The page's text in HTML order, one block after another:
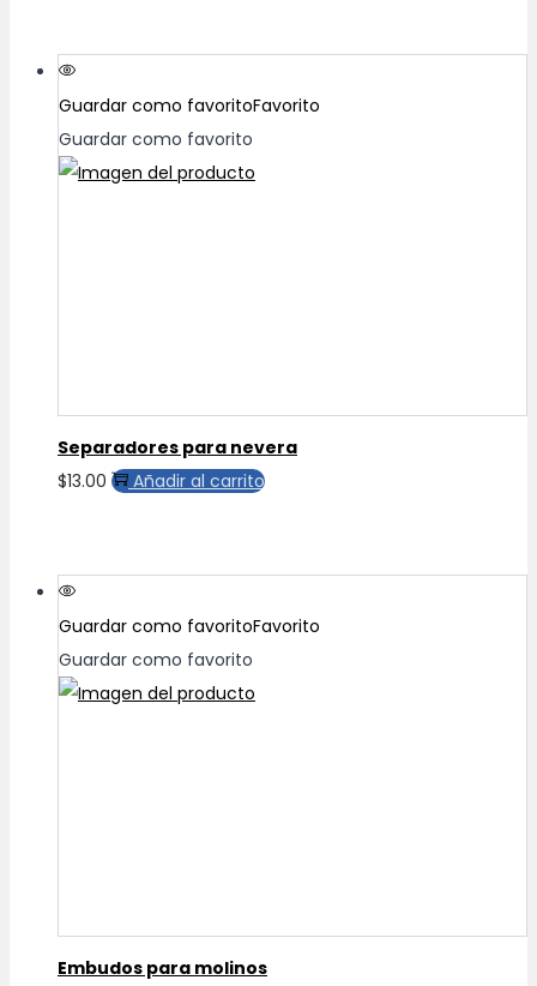
Guardar como favoritoFavorito
Guardar como favorito
Separadores para nevera
$13.00 Añadir al carrito
Guardar como favoritoFavorito
Guardar como favorito
Embudos para molinos